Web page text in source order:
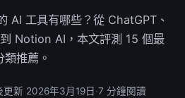
AI 工具有哪些？從 ChatGPT、
Notion AI，本文評測 15 個最
推薦。
更新 2026年3月19日 ·7 分鐘閱讀